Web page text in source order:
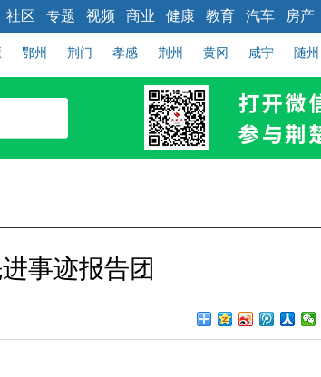
社区 专题 视频 商业 健康 教育 汽车 房产
鄂州 荆门 孝感 荆州 黄冈 咸宁 随州
事迹报告团